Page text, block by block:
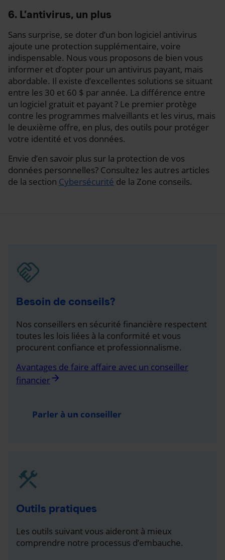
6. L’antivirus, un plus
Sans surprise, se doter d’un bon logiciel antivirus
ajoute une protection supplémentaire, voire
indispensable. Nous vous proposons de bien vous
informer et d’opter pour un antivirus payant, mais
abordable. Il existe d’excellentes solutions se situant
entre les 30 et 60 $ par année. La différence entre
un logiciel gratuit et payant ? Le premier protège
contre les programmes malveillants et les virus, mais
le deuxième offre, en plus, des outils pour protéger
votre identité et vos données.
Envie d’en savoir plus sur la protection de vos
données personnelles? Consultez les autres articles
de la section Cybersécurité de la Zone conseils.
Besoin de conseils?
Nos conseillers en sécurité financière respectent
toutes les lois liées à la conformité et vous
procurent confiance et professionnalisme.
Avantages de faire affaire avec un conseiller
financierarrow_forward
Parler à un conseiller
Outils pratiques
Les outils suivant vous aideront à mieux
comprendre notre processus d’embauche.